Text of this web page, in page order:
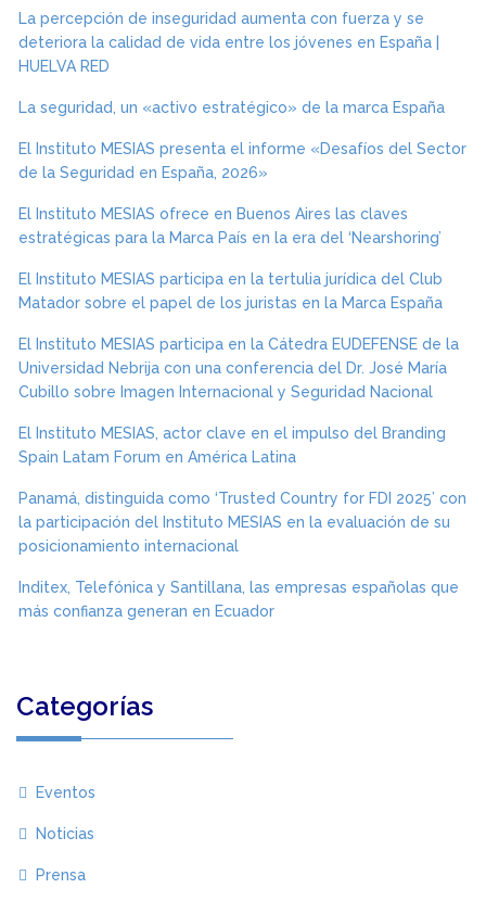
La percepción de inseguridad aumenta con fuerza y se
deteriora la calidad de vida entre los jóvenes en España |
HUELVA RED
La seguridad, un «activo estratégico» de la marca España
El Instituto MESIAS presenta el informe «Desafíos del Sector
de la Seguridad en España, 2026»
El Instituto MESIAS ofrece en Buenos Aires las claves
estratégicas para la Marca País en la era del ‘Nearshoring’
El Instituto MESIAS participa en la tertulia jurídica del Club
Matador sobre el papel de los juristas en la Marca España
El Instituto MESIAS participa en la Cátedra EUDEFENSE de la
Universidad Nebrija con una conferencia del Dr. José María
Cubillo sobre Imagen Internacional y Seguridad Nacional
El Instituto MESIAS, actor clave en el impulso del Branding
Spain Latam Forum en América Latina
Panamá, distinguida como ‘Trusted Country for FDI 2025’ con
la participación del Instituto MESIAS en la evaluación de su
posicionamiento internacional
Inditex, Telefónica y Santillana, las empresas españolas que
más confianza generan en Ecuador
Categorías
Eventos
Noticias
Prensa